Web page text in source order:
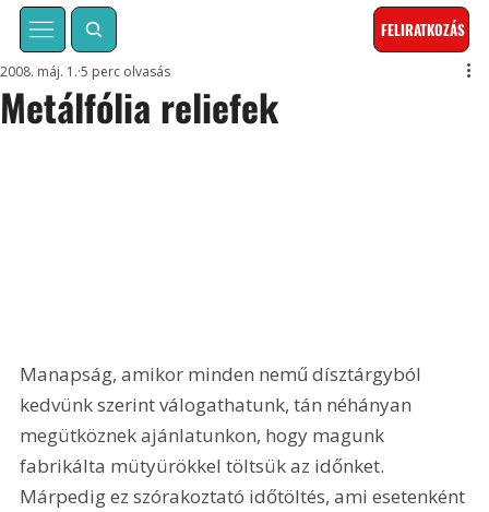
FELIRATKOZÁS
Metálfólia reliefek
2008. máj. 1. 5 perc olvasás
Manapság, amikor minden nemű dísztárgyból
kedvünk szerint válogathatunk, tán néhányan
megütköznek ajánlatunkon, hogy magunk
fabrikálta mütyürökkel töltsük az időnket.
Márpedig ez szórakoztató időtöltés, ami esetenként